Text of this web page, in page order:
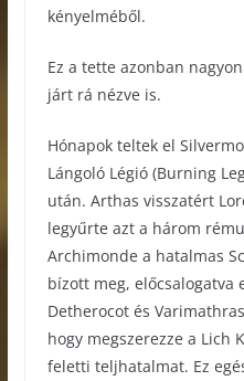
kényelméből.
Ez a tette azonban
járt rá nézve is.
Hónapok teltek el
Lángoló Légió (Burning
után. Arthas visszatért
legyűrte azt a három
Archimonde a hatalmas
bízott meg, előcsalogatva
Detherocot és
hogy megszerezze a Lich
feletti teljhatalmat. Ez